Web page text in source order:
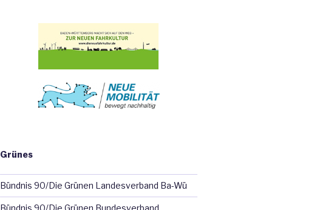
Grünes
Bündnis 90/Die Grünen Landesverband Ba-Wü